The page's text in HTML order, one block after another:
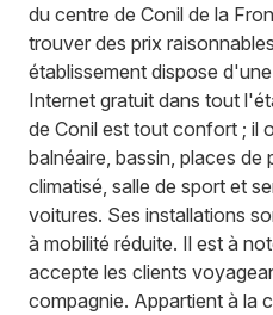
du centre de Conil de la
trouver des prix
établissement dispose
Internet gratuit dans tout
de Conil est tout confort ; il
balnéaire, bassin, places de
climatisé, salle de sport et
voitures. Ses installations
à mobilité réduite. Il est à
accepte les clients
compagnie. Appartient à la